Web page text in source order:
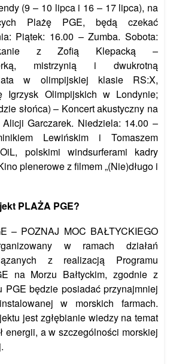
(9 – 10 lipca i 16 – 17 lipca), na
Plażę PGE, będą czekać
Piątek: 16.00 –Zumba.Sobota:
z Zofią Klepacką –
mistrzynią i dwukrotną
w olimpijskiej klasie RS:X,
Igrzysk Olimpijskich w Londynie;
słońca)– Koncert akustyczny na
Garczarek. Niedziela: 14.00 –
Lewińskim i Tomaszem
polskimi windsurferami kadry
plenerowe z filmem „(Nie)długo i
PLAŻA PGE?
– POZNAJ MOC BAŁTYCKIEGO
w ramach działań
z realizacją Programu
na Morzu Bałtyckim, zgodnie z
PGE będzie posiadać przynajmniej
w morskich farmach.
jest zgłębianie wiedzy na temat
energii, a w szczególności morskiej